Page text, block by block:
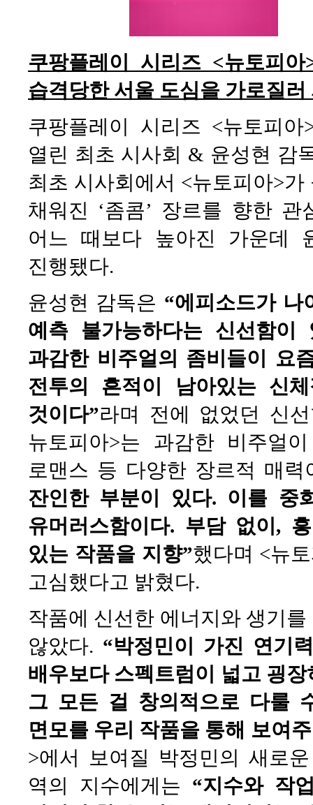
쿠팡플레이 시리즈 <뉴토피
습격당한 서울 도심을 가로질
쿠팡플레이 시리즈 <뉴토피
열린 최초 시사회 & 윤성현 감
최초 시사회에서 <뉴토피아>
채워진 ‘좀콤’ 장르를 향한
어느 때보다 높아진 가운데
진행됐다.
윤성현 감독은 “에피소드가 나
예측 불가능하다는 신선함
과감한 비주얼의 좀비들이 요
전투의 흔적이 남아있는 신
것이다”라며 전에 없었던 신
뉴토피아>는 과감한 비주얼
로맨스 등 다양한 장르적 매력
잔인한 부분이 있다. 이를 중
유머러스함이다. 부담 없이,
있는 작품을 지향”했다며 <뉴
고심했다고 밝혔다.
작품에 신선한 에너지와 생기
않았다. “박정민이 가진 연기
배우보다 스펙트럼이 넓고 굉
그 모든 걸 창의적으로 다룰
면모를 우리 작품을 통해 보여
>에서 보여질 박정민의 새로
역의 지수에게는 “지수와 작